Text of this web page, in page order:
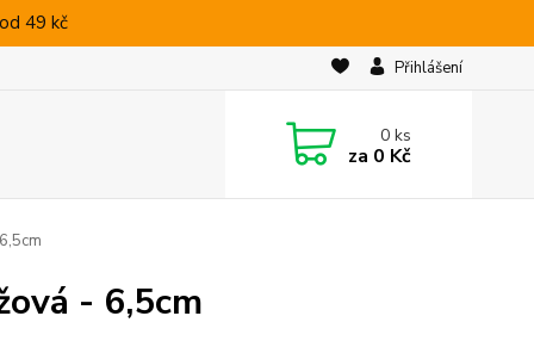
49 kč
Přihlášení
0ks
za 0 Kč
- 6,5cm